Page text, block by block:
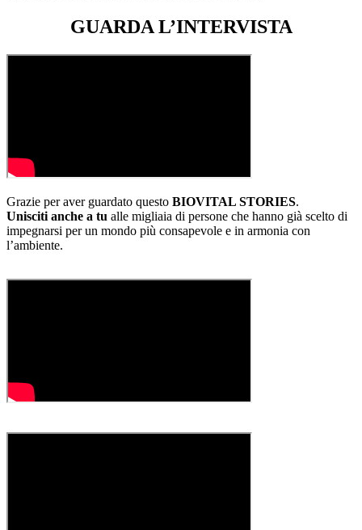
GUARDA L’INTERVISTA
Grazie per aver guardato questo BIOVITAL STORIES.
Unisciti anche a tu alle migliaia di persone che hanno già scelto di
impegnarsi per un mondo più consapevole e in armonia con
l’ambiente.